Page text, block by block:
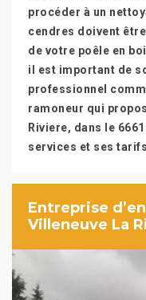
procéder à un
cendres doivent
de votre poêle en
il est important de
professionnel
ramoneur qui
Riviere, dans le
services et ses
Entreprise
Villeneuve La